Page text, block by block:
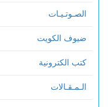
الصـوتـيـات
ضيوف الكويت
كتب الكترونية
الـمـقـالات